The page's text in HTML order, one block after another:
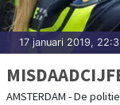
17 januari 2019,
AMSTERDAM - De